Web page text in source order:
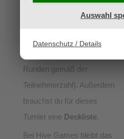
Auswahl
Datenschutz / Details
Im Gegensatz zum
Freundschafts-Turnier
Runden gemäß der
Teilnehmerzahl). Außerdem
brauchst du für dieses
Turnier eine Deckliste.
Bei Hive Games bleibt das